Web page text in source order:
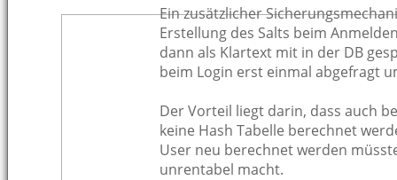
Ein zusätzlicher
Erstellung des Salts beim
dann als Klartext mit in der DB
beim Login erst einmal abgefragt
Der Vorteil liegt darin, dass auch
keine Hash Tabelle berechnet
User neu berechnet werden
unrentabel macht.